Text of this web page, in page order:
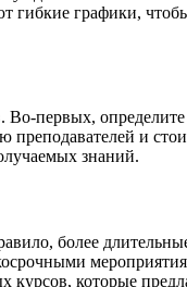
графики,
первых,
и
знаний.
более
которые